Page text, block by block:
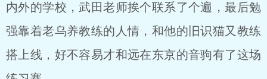
内外的学校，武田老师挨个联系了个遍，最后勉
强靠着老乌养教练的人情，和他的旧识猫又教练
搭上线，好不容易才和远在东京的音驹有了这场